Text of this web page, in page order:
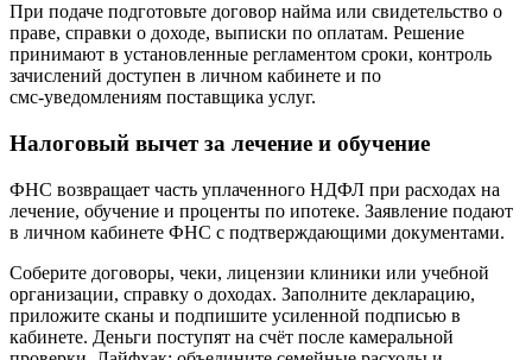
При подаче подготовьте договор найма или свидетельство о
праве, справки о доходе, выписки по оплатам. Решение
принимают в установленные регламентом сроки, контроль
зачислений доступен в личном кабинете и по
смс‑уведомлениям поставщика услуг.
Налоговый вычет за лечение и обучение
ФНС возвращает часть уплаченного НДФЛ при расходах на
лечение, обучение и проценты по ипотеке. Заявление подают
в личном кабинете ФНС с подтверждающими документами.
Соберите договоры, чеки, лицензии клиники или учебной
организации, справку о доходах. Заполните декларацию,
приложите сканы и подпишите усиленной подписью в
кабинете. Деньги поступят на счёт после камеральной